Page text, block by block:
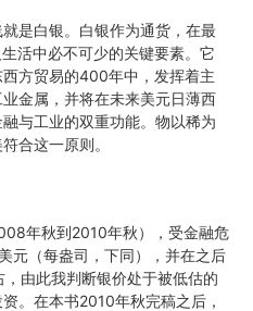
是白银。白银作为通货，在最
活中必不可少的关键要素。它
方贸易的400年中，发挥着主
金属，并将在未来美元日薄西
与工业的双重功能。物以稀为
合这一原则。
年秋到2010年秋），受金融危
元（每盎司，下同），并在之后
由此我判断银价处于被低估的
。在本书2010年秋完稿之后，